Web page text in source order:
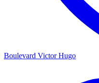
Boulevard Victor Hugo